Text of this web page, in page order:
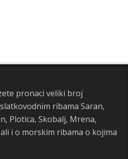
pronaci veliki broj
ribama Saran,
Plotica, Skobalj, Mrena,
i o morskim ribama o kojima